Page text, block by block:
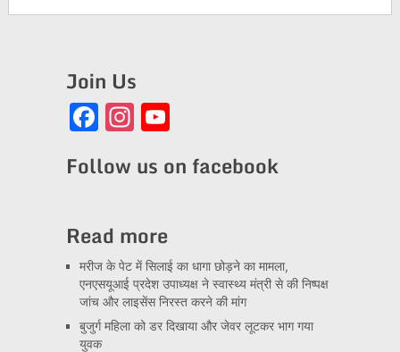
Join Us
Facebook
Instagram
YouTube
Follow us on facebook
Read more
मरीज के पेट में सिलाई का धागा छोड़ने का मामला,
एनएसयूआई प्रदेश उपाध्यक्ष ने स्वास्थ्य मंत्री से की निष्पक्ष
जांच और लाइसेंस निरस्त करने की मांग
बुजुर्ग महिला को डर दिखाया और जेवर लूटकर भाग गया
युवक